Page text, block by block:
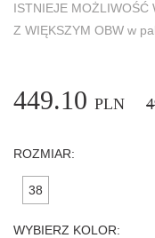
ISTNIEJE MOŻLIWOŚĆ
Z WIĘKSZYM OBW w
449.10 PLN
ROZMIAR:
38
WYBIERZ KOLOR: